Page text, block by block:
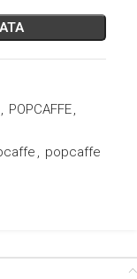
, POPCAFFE,
, popcaffe